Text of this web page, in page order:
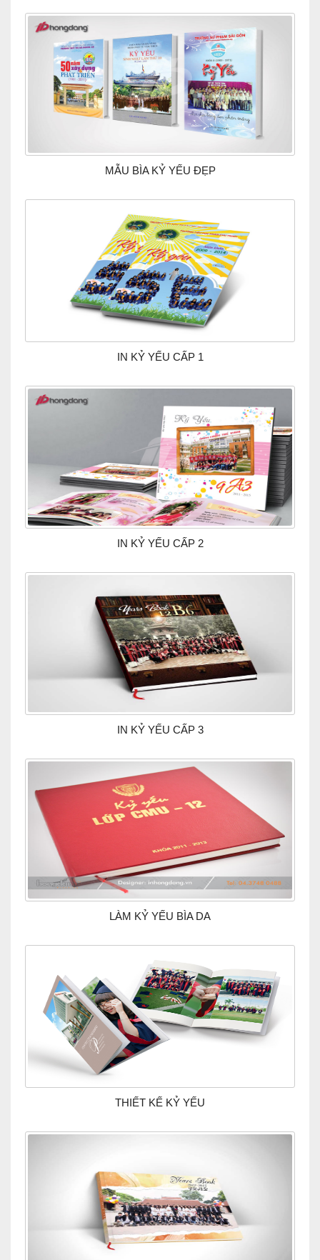
MẪU BÌA KỶ YẾU ĐẸP
IN KỶ YẾU CẤP 1
IN KỶ YẾU CẤP 2
IN KỶ YẾU CẤP 3
LÀM KỶ YẾU BÌA DA
THIẾT KẾ KỶ YẾU